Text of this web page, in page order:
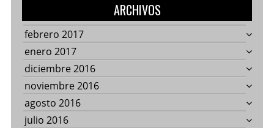
ARCHIVOS
febrero 2017
enero 2017
diciembre 2016
noviembre 2016
agosto 2016
julio 2016